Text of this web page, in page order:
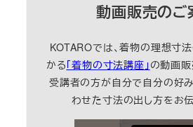
動画販売のご
KOTAROでは、着物の理想寸
かる「着物の寸法講座」 の動画販
受講者の方が自分で自分の好
わせた寸法の出し方をお伝